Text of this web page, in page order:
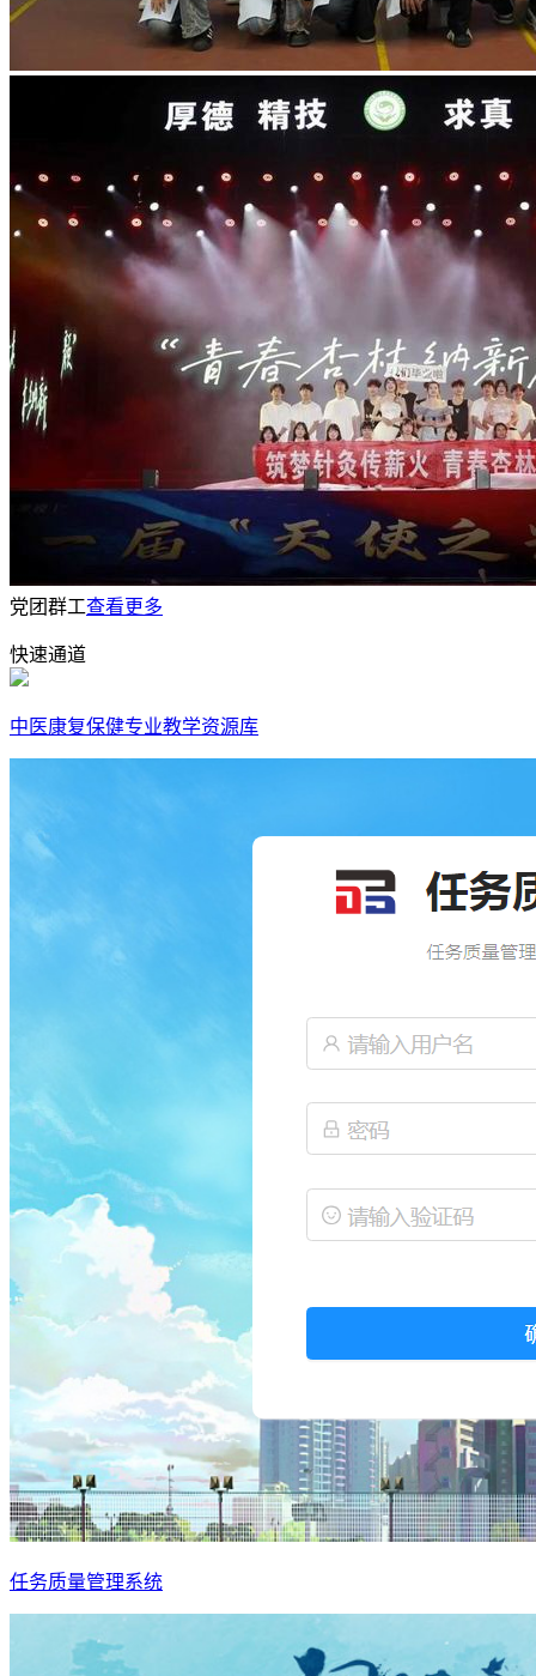
党团群工查看更多
快速通道
中医康复保健专业教学资源库
任务质量管理系统